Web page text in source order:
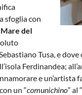
sfoglia con
del
Tusa, e
Ferdinandea;
e un’artista
un “comunichino” al